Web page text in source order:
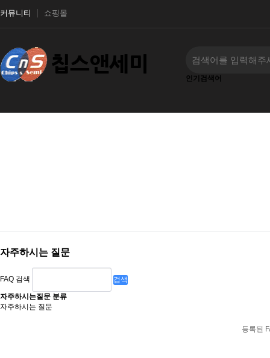
커뮤니티 쇼핑몰
인기검색어
자주하시는 질문
FAQ 검색 검색
자주하시는질문 분류
자주하시는 질문
등록된